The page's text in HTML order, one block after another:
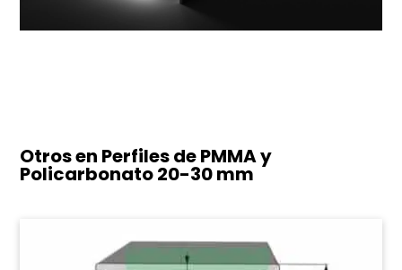
Otros en Perfiles de PMMA y
Policarbonato20-30 mm